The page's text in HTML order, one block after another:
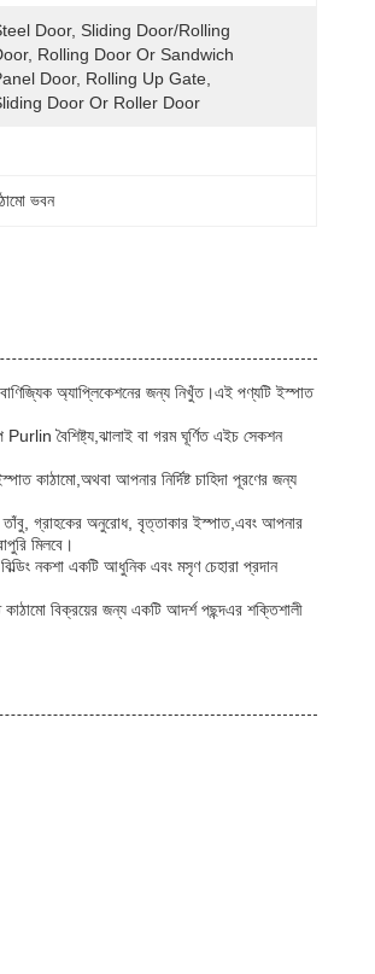
Door, Sliding Door/Rolling
Rolling Door Or Sandwich
Door, Rolling Up Gate,
Door Or Roller Door
ভবন
বাণিজ্যিক অ্যাপ্লিকেশনের জন্য নিখুঁত।এই পণ্যটি ইস্পাত
Purlin বৈশিষ্ট্য,ঝালাই বা গরম ঘূর্ণিত এইচ সেকশন
কাঠামো,অথবা আপনার নির্দিষ্ট চাহিদা পূরণের জন্য
তাঁবু, গ্রাহকের অনুরোধ, বৃত্তাকার ইস্পাত,এবং আপনার
মিলবে।
নকশা একটি আধুনিক এবং মসৃণ চেহারা প্রদান
কাঠামো বিক্রয়ের জন্য একটি আদর্শ পছন্দএর শক্তিশালী